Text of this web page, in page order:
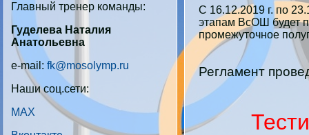
Главный тренер команды:
Гуделева Наталия
Анатольевна
e-mail: fk@mosolymp.ru
Наши соц.сети:
MAX
С 16.12.2019 г. по
этапам ВсОШ будет
промежуточное
Регламент